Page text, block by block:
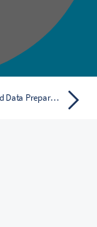
手动安装 Talend Data Preparation